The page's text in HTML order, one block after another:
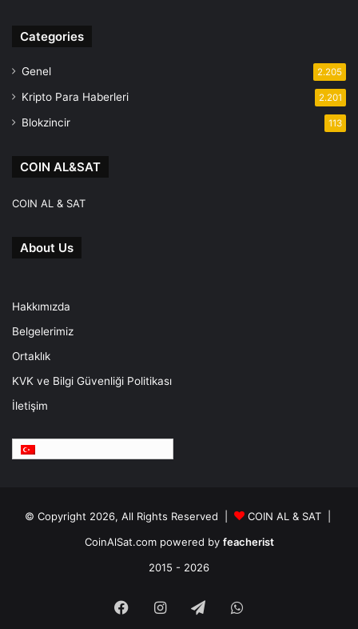
Categories
Genel 2.205
Kripto Para Haberleri 2.201
Blokzincir 113
COIN AL&SAT
COIN AL & SAT
About Us
Hakkımızda
Belgelerimiz
Ortaklık
KVK ve Bilgi Güvenliği Politikası
İletişim
© Copyright 2026, All Rights Reserved |
COIN AL & SAT |
CoinAlSat.com powered by feacherist
2015 - 2026
FacebookInstagram
TelegramWhatsApp